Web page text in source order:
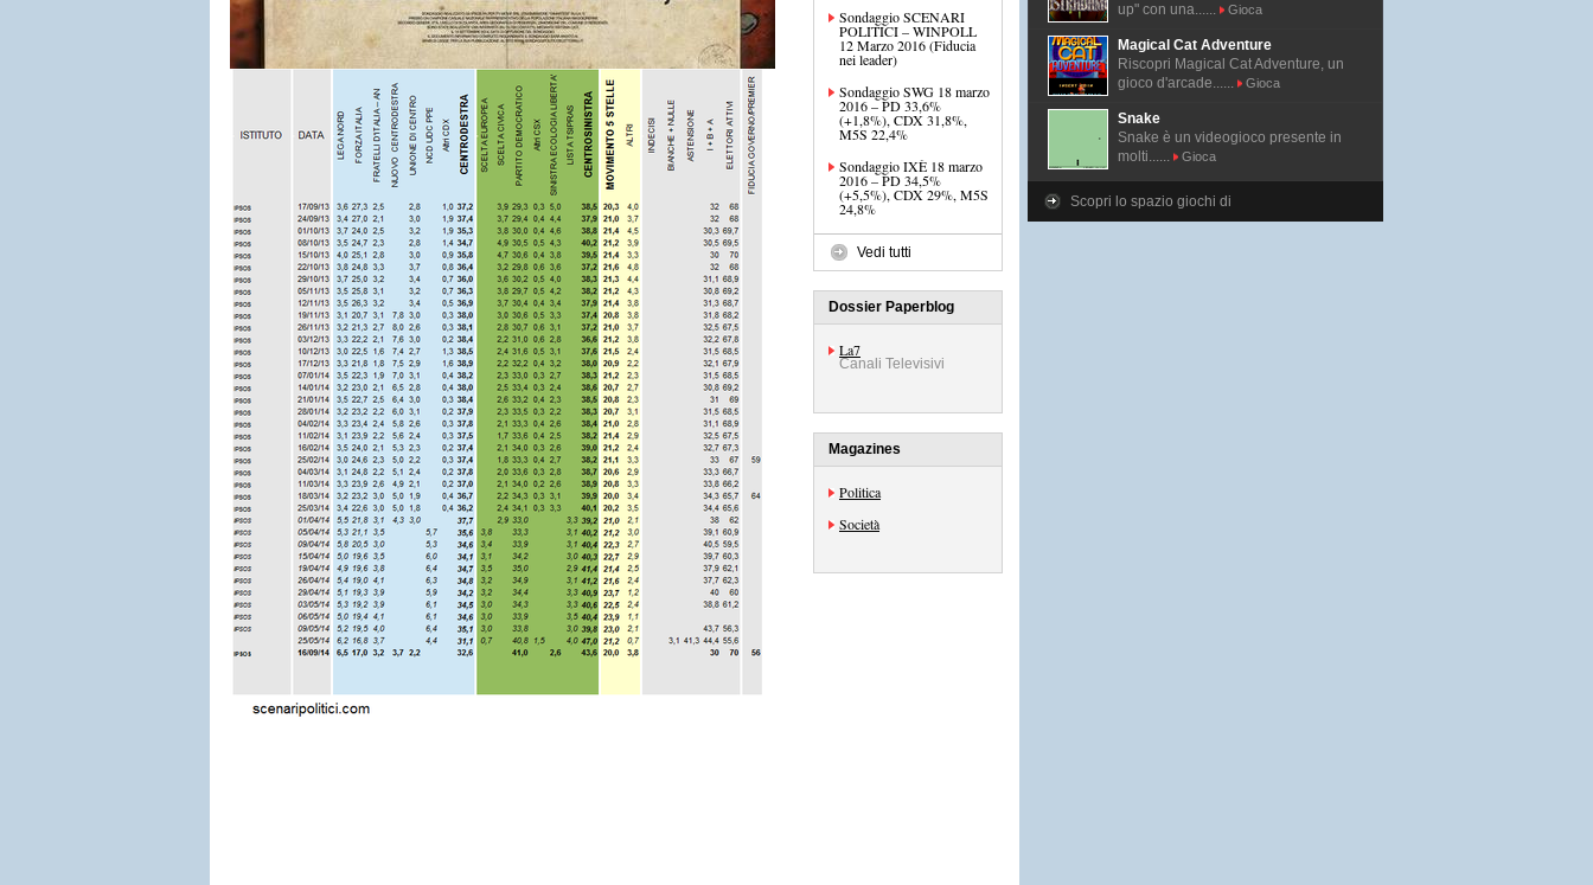
Sondaggio SCENARI
POLITICI – WINPOLL
12 Marzo 2016 (Fiducia
nei leader)
Sondaggio SWG 18 marzo
2016 – PD 33,6%
(+1,8%), CDX 31,8%,
M5S 22,4%
Sondaggio IXÈ 18 marzo
2016 – PD 34,5%
(+5,5%), CDX 29%, M5S
24,8%
Vedi tutti
Dossier Paperblog
La7
Canali Televisivi
Magazines
Politica
Società
up" con una......
Gioca
Magical Cat Adventure
Riscopri Magical Cat Adventure, un
gioco d'arcade......
Gioca
Snake
Snake è un videogioco presente in
molti......
Gioca
Scopri lo spazio giochi di